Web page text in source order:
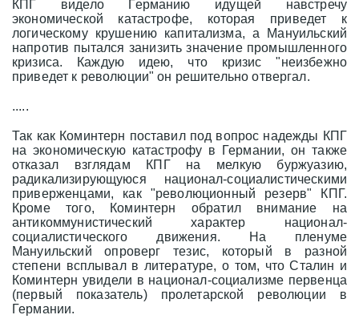
КПГ видело Германию идущей навстречу
экономической катастрофе, которая приведет к
логическому крушению капитализма, а Мануильский
напротив пытался занизить значение промышленного
кризиса. Каждую идею, что кризис "неизбежно
приведет к революции" он решительно отвергал.
.....
Так как Коминтерн поставил под вопрос надежды КПГ
на экономическую катастрофу в Германии, он также
отказал взглядам КПГ на мелкую буржуазию,
радикализирующуюся национал-социалистическими
приверженцами, как "революционный резерв" КПГ.
Кроме того, Коминтерн обратил внимание на
антикоммунистический характер национал-
социалистического движения. На пленуме
Мануильский опроверг тезис, который в разной
степени всплывал в литературе, о том, что Сталин и
Коминтерн увидели в национал-социализме первенца
(первый показатель) пролетарской революции в
Германии.